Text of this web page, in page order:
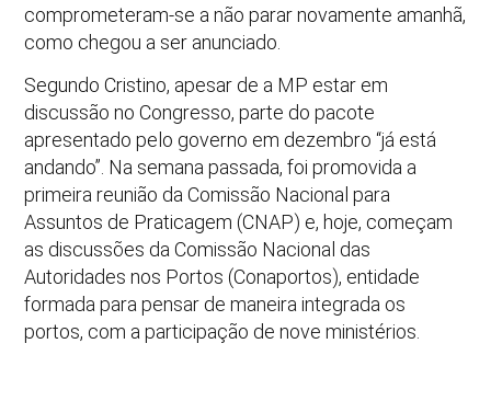
comprometeram-se a não parar novamente amanhã,
como chegou a ser anunciado.
Segundo Cristino, apesar de a MP estar em
discussão no Congresso, parte do pacote
apresentado pelo governo em dezembro “já está
andando”. Na semana passada, foi promovida a
primeira reunião da Comissão Nacional para
Assuntos de Praticagem (CNAP) e, hoje, começam
as discussões da Comissão Nacional das
Autoridades nos Portos (Conaportos), entidade
formada para pensar de maneira integrada os
portos, com a participação de nove ministérios.